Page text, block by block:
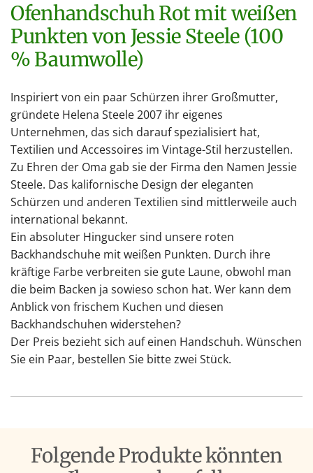
Ofenhandschuh Rot mit weißen
Punkten von Jessie Steele (100
% Baumwolle)
Inspiriert von ein paar Schürzen ihrer Großmutter,
gründete Helena Steele 2007 ihr eigenes
Unternehmen, das sich darauf spezialisiert hat,
Textilien und Accessoires im Vintage-Stil herzustellen.
Zu Ehren der Oma gab sie der Firma den Namen Jessie
Steele. Das kalifornische Design der eleganten
Schürzen und anderen Textilien sind mittlerweile auch
international bekannt.
Ein absoluter Hingucker sind unsere roten
Backhandschuhe mit weißen Punkten. Durch ihre
kräftige Farbe verbreiten sie gute Laune, obwohl man
die beim Backen ja sowieso schon hat. Wer kann dem
Anblick von frischem Kuchen und diesen
Backhandschuhen widerstehen?
Der Preis bezieht sich auf einen Handschuh. Wünschen
Sie ein Paar, bestellen Sie bitte zwei Stück.
Folgende Produkte könnten